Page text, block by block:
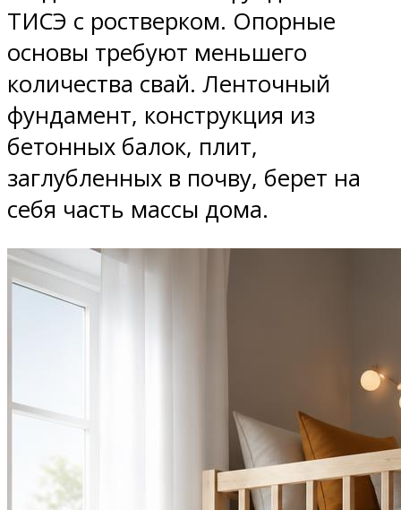
ТИСЭ с ростверком. Опорные
основы требуют меньшего
количества свай. Ленточный
фундамент, конструкция из
бетонных балок, плит,
заглубленных в почву, берет на
себя часть массы дома.